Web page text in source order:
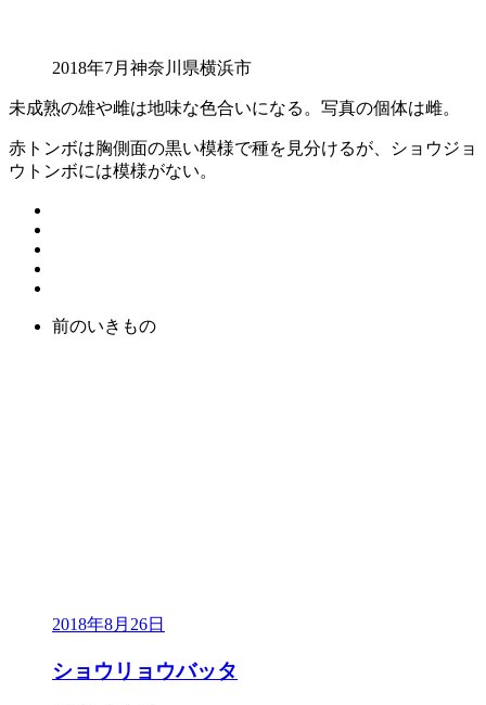
2018年7月神奈川県横浜市
未成熟の雄や雌は地味な色合いになる。写真の個体は雌。
赤トンボは胸側面の黒い模様で種を見分けるが、ショウジョ
ウトンボには模様がない。
前のいきもの
2018年8月26日
ショウリョウバッタ